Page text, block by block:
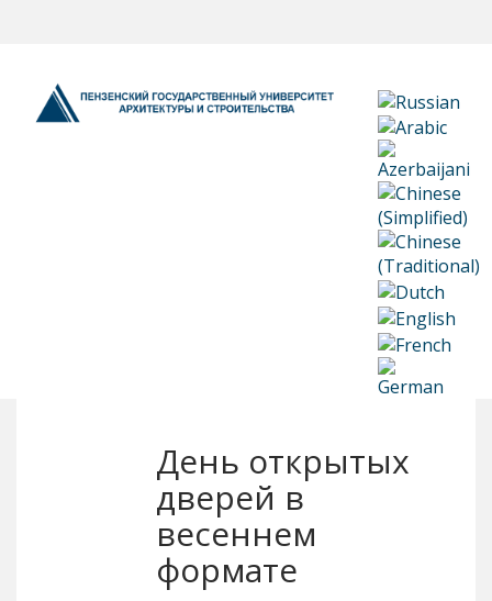
День открытых
дверей в
весеннем
формате